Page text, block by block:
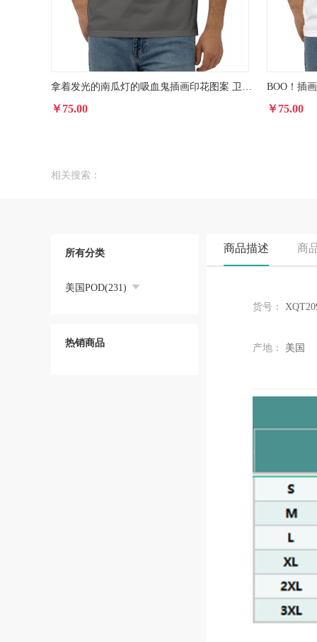
拿着发光的南瓜灯的吸血鬼插画印花图案 卫衣/T恤印花图案
￥75.00
BOO！插
￥75.00
相关搜索：
所有分类
美国POD(231)
热销商品
商品描述 商
货号：
产地： 美国